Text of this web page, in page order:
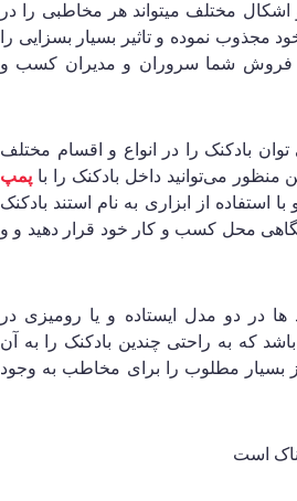
مختلف میتواند هر مخاطبی را در
مجذوب نموده و تاثیر بسیار بسزایی را
فروش شما سروران و مدیران کسب و
بادکنک را در انواع و اقسام مختلف
منظور می‌توانید داخل بادکنک را با پمپ
با استفاده از ابزاری به نام استند بادکنک
محل کسب و کار خود قرار دهید و و
در دو مدل ایستاده و یا رومیزی در
که به راحتی چندین بادکنک را به آن
بسیار مطلوب را برای مخاطب به وجود